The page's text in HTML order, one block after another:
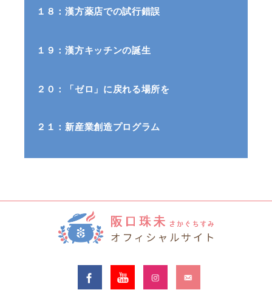
１８：漢方薬店での試行錯誤
１９：漢方キッチンの誕生
２０：「ゼロ」に戻れる場所を
２１：新産業創造プログラム